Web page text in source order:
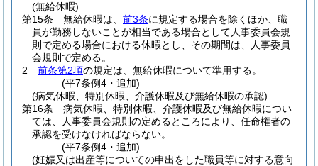
(無給休暇)
第15条
無給休暇は、 前3条に規定する場合を除くほか、職
員が勤務しないことが相当である場合として人事委員会規
則で定める場合における休暇とし、その期間は、人事委員
会規則で定める。
2
前条第2項の規定は、無給休暇について準用する。
(平7条例4・追加)
(病気休暇、特別休暇、介護休暇及び無給休暇の承認)
第16条
病気休暇、特別休暇、介護休暇及び無給休暇につい
ては、人事委員会規則の定めるところにより、任命権者の
承認を受けなければならない。
(平7条例4・追加)
(妊娠又は出産等についての申出をした職員等に対する意向